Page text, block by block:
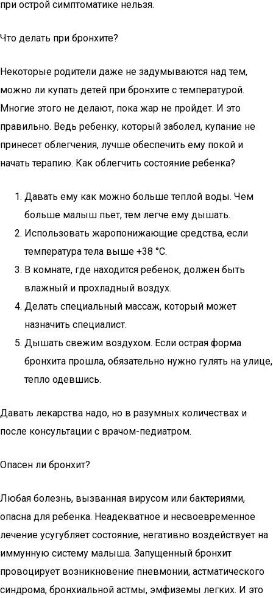
при острой симптоматике нельзя.
Что делать при бронхите?
Некоторые родители даже не задумываются над тем,
можно ли купать детей при бронхите с температурой.
Многие этого не делают, пока жар не пройдет. И это
правильно. Ведь ребенку, который заболел, купание не
принесет облегчения, лучше обеспечить ему покой и
начать терапию. Как облегчить состояние ребенка?
Давать ему как можно больше теплой воды. Чем
больше малыш пьет, тем легче ему дышать.
Использовать жаропонижающие средства, если
температура тела выше +38 °С.
В комнате, где находится ребенок, должен быть
влажный и прохладный воздух.
Делать специальный массаж, который может
назначить специалист.
Дышать свежим воздухом. Если острая форма
бронхита прошла, обязательно нужно гулять на улице,
тепло одевшись.
Давать лекарства надо, но в разумных количествах и
после консультации с врачом-педиатром.
Опасен ли бронхит?
Любая болезнь, вызванная вирусом или бактериями,
опасна для ребенка. Неадекватное и несвоевременное
лечение усугубляет состояние, негативно воздействует на
иммунную систему малыша. Запущенный бронхит
провоцирует возникновение пневмонии, астматического
синдрома, бронхиальной астмы, эмфиземы легких. И это